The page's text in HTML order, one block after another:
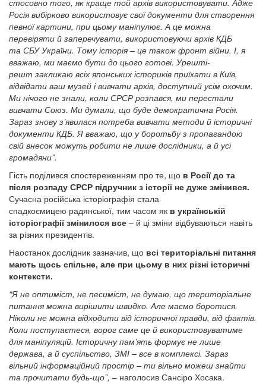
стосовно того, як краще той архів використовувати. Адже
Росія вибірково використовує свої документи для створення
певної картини, при цьому маніпулює. А це можна
перевіряти й заперечувати, використовуючи архів КДБ
та СБУ України. Тому історія – це також фронт війни. І, я
вважаю, ми маємо бути до цього готові. Урешті-
решт закликаю всіх японських істориків приїхати в Київ,
відвідати ваш музей і вивчати архів, доступний усім охочим.
Ми нічого не знали, коли СРСР розпався, ми перестали
вивчати Союз. Ми думали, що буде демократична Росія.
Зараз знову з’явилася потреба вивчати методи й історичні
документи КДБ. Я вважаю, що у боротьбу з пропагандою
свій внесок можуть робити не лише дослідники, а й усі
громадяни”.
Гість поділився спостереженням про те, що в Росії до та
після розпаду СРСР підручник з історії не дуже змінився.
Сучасна російська історіографія стала
спадкоємицею радянської, тим часом як в українській
історіографії змінилося все – й ці зміни відбуваються навіть
за різних президентів.
Наостанок дослідник зазначив, що всі територіальні питання
мають щось спільне, але при цьому в них різні історичні
контексти.
“Я не оптиміст, не песиміст, не думаю, що територіальне
питання можна вирішити швидко. Але маємо боротися.
Ніколи не можна відходити від історичної правди, від фактів.
Коли поступаєтеся, ворог саме це й використовуватиме
для маніпуляцій. Історичну пам’ять формує не лише
держава, а й суспільство, ЗМІ – все в комплексі. Зараз
вільний інформаційний простір – ти вільно можеш знайти
та прочитати будь-що”, – наголосив Сансіро Хосака.